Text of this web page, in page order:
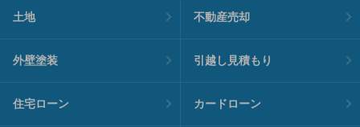
土地 不動産売却
外壁塗装 引越し見積もり
住宅ローン カードローン